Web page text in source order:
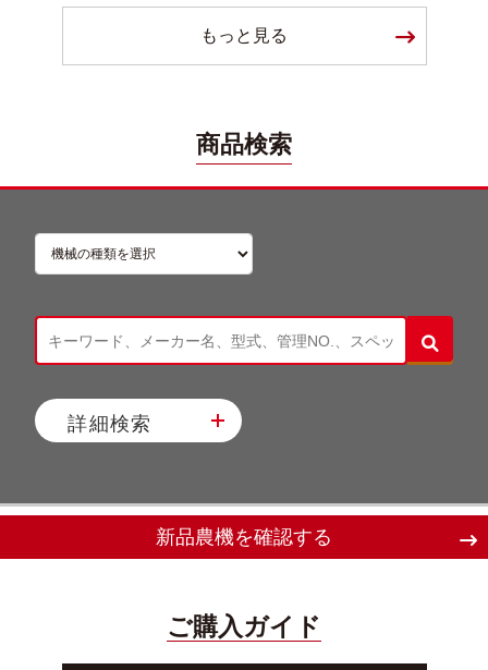
もっと見る
商品検索
詳細検索
新品農機を確認する
ご購入ガイド